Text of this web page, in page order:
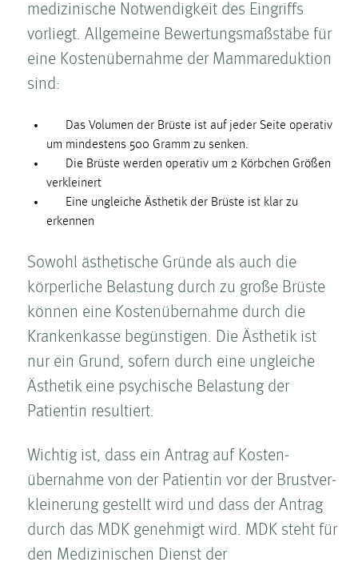
medizinische Notwendigkeit des Eingriffs
vorliegt. Allgemeine Bewertungsmaßstäbe für
eine Kosten­übernahme der Mammareduktion
sind:
Das Volumen der Brüste ist auf jeder Seite operativ
um mindestens 500 Gramm zu senken.
Die Brüste werden operativ um 2 Körbchen Größen
verkleinert
Eine ungleiche Ästhetik der Brüste ist klar zu
erkennen
Sowohl ästhetische Gründe als auch die
körperliche Belastung durch zu große Brüste
können eine Kosten­übernahme durch die
Krankenkasse begünstigen. Die Ästhetik ist
nur ein Grund, sofern durch eine ungleiche
Ästhetik eine psychische Belastung der
Patientin resultiert.
Wichtig ist, dass ein Antrag auf Kosten­
übernahme von der Patientin vor der Brust­ver­
kleinerung gestellt wird und dass der Antrag
durch das MDK genehmigt wird. MDK steht für
den Medizinischen Dienst der